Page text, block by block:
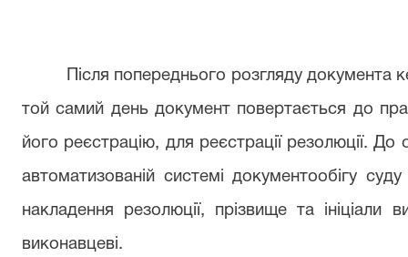
Після попереднього розгляду документа
той самий день документ повертається до
його реєстрацію, для реєстрації резолюції. До
автоматизованій системі документообігу
накладення резолюції, прізвище та
виконавцеві.